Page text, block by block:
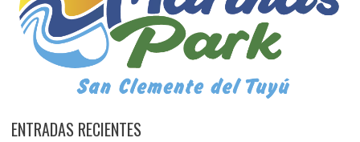
ENTRADAS RECIENTES